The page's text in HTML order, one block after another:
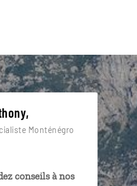
Monténégro
conseils à nos